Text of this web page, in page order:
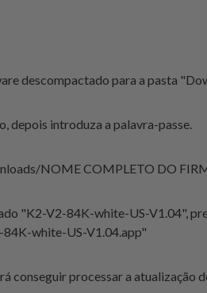
descompactado para a pasta
depois introduza a palavra-passe.
NOME COMPLETO DO
"K2-V2-84K-white-US-V1.04",
white-US-V1.04.app"
conseguir processar a atualização